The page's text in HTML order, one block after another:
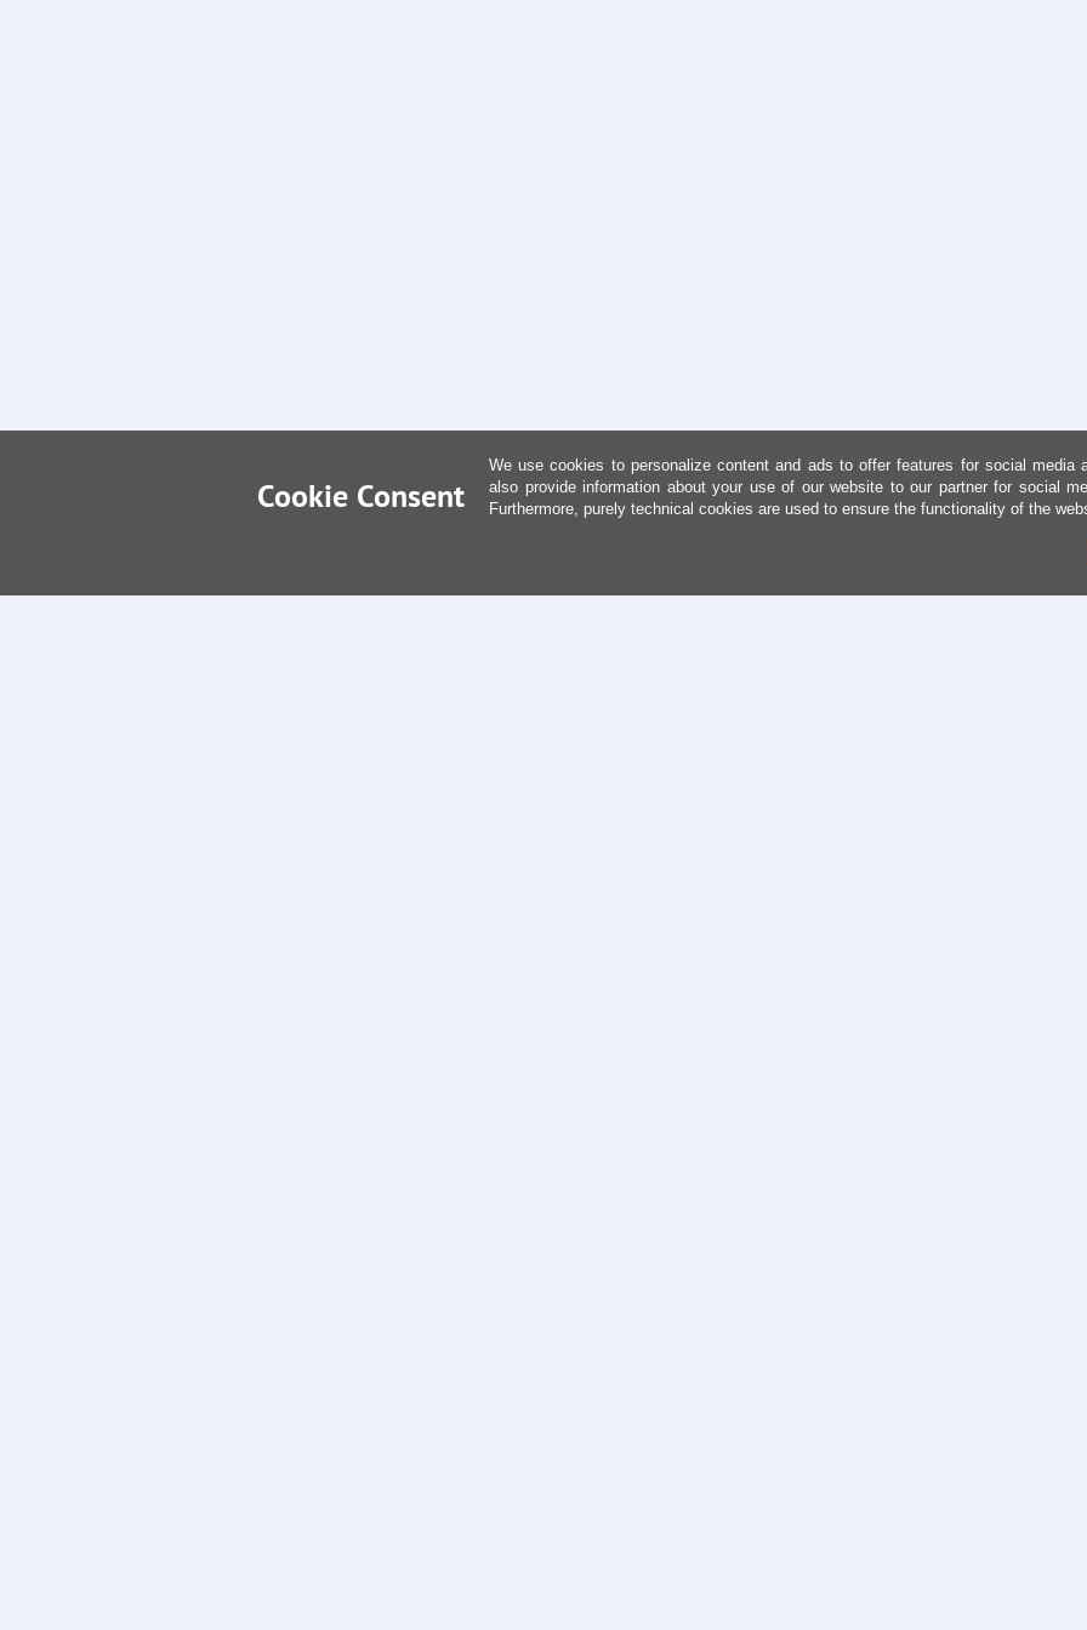
Cookie Consent
We use cookies to personalize content and ads to offer features for social media
also provide information about your use of our website to our partner for social
Furthermore, purely technical cookies are used to ensure the functionality of the